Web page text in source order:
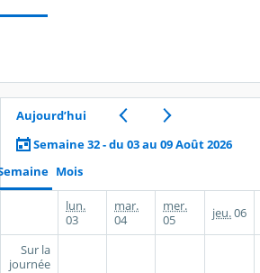
Aujourd’hui
Semaine 32 - du 03 au 09 Août 2026
Mois
lun.
03
mar.
04
mer.
05
jeu.06
Sur la
journée